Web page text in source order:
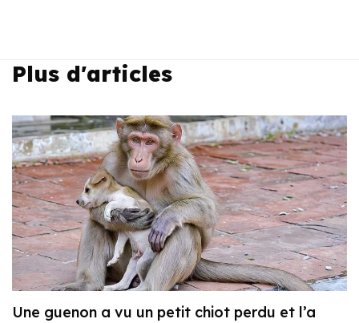
Plus d'articles
Une guenon a vu un petit chiot perdu et l’a